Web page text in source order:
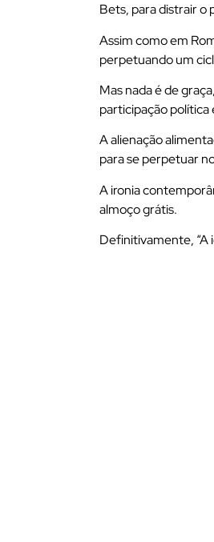
Bets, para distrair o
Assim como em
perpetuando um
Mas nada é de
participação
A alienação
para se perpetuar
A ironia
almoço grátis.
Definitivamente, “A